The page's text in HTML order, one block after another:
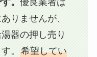
。 優良業者は
りませんが、
器の押し売り
。 希望してい